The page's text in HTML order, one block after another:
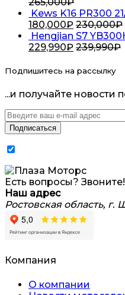
Kews K16 PR300
180,000₽ 230,000₽
Hengjian S7
229,990₽ 239,990₽
Подпишитесь на рассылку
...и получайте новости
Есть вопросы? Звоните!
Наш адрес
Ростовская область,
Компания
О компании